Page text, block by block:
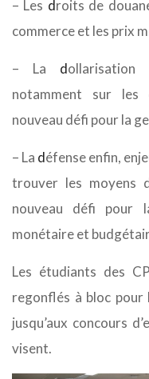
– Les droits de
commerce et les prix
– La dollarisation
notamment sur les
nouveau défi pour la
– La défense enfin,
trouver les moyens
nouveau défi pour
monétaire et
Les étudiants des
regonflés à bloc pour
jusqu’aux concours
visent.